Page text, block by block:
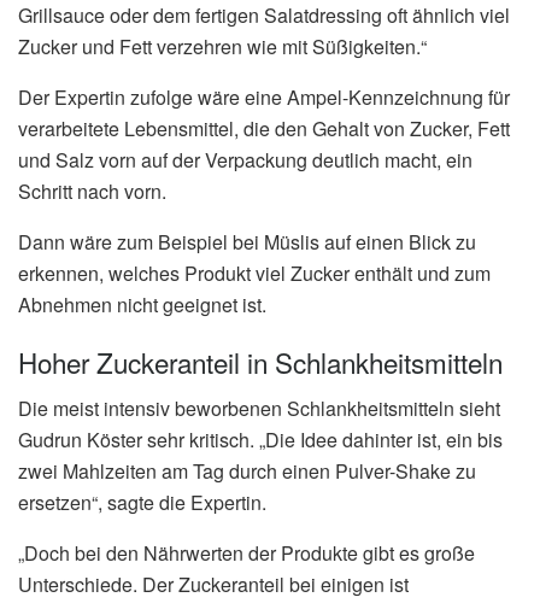
Grillsauce oder dem fertigen Salatdressing oft ähnlich viel
Zucker und Fett verzehren wie mit Süßigkeiten.“
Der Expertin zufolge wäre eine Ampel-Kennzeichnung für
verarbeitete Lebensmittel, die den Gehalt von Zucker, Fett
und Salz vorn auf der Verpackung deutlich macht, ein
Schritt nach vorn.
Dann wäre zum Beispiel bei Müslis auf einen Blick zu
erkennen, welches Produkt viel Zucker enthält und zum
Abnehmen nicht geeignet ist.
Hoher Zuckeranteil in Schlankheitsmitteln
Die meist intensiv beworbenen Schlankheitsmitteln sieht
Gudrun Köster sehr kritisch. „Die Idee dahinter ist, ein bis
zwei Mahlzeiten am Tag durch einen Pulver-Shake zu
ersetzen“, sagte die Expertin.
„Doch bei den Nährwerten der Produkte gibt es große
Unterschiede. Der Zuckeranteil bei einigen ist